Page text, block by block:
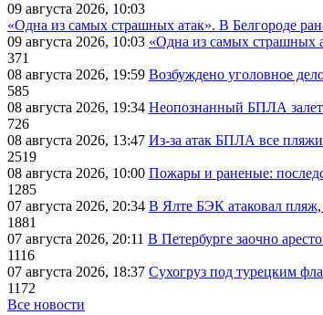
09 августа 2026, 10:03
«Одна из самых страшных атак». В Белгороде
09 августа 2026, 10:03 «Одна из самых страшных
371
08 августа 2026, 19:59 Возбуждено уголовное
585
08 августа 2026, 19:34 Неопознанный БПЛА
726
08 августа 2026, 13:47 Из-за атак БПЛА все
2519
08 августа 2026, 10:00 Пожары и раненые:
1285
07 августа 2026, 20:34 В Ялте БЭК атаковал
1881
07 августа 2026, 20:11 В Петербурге заочно
1116
07 августа 2026, 18:37 Сухогруз под турецким
1172
Все новости